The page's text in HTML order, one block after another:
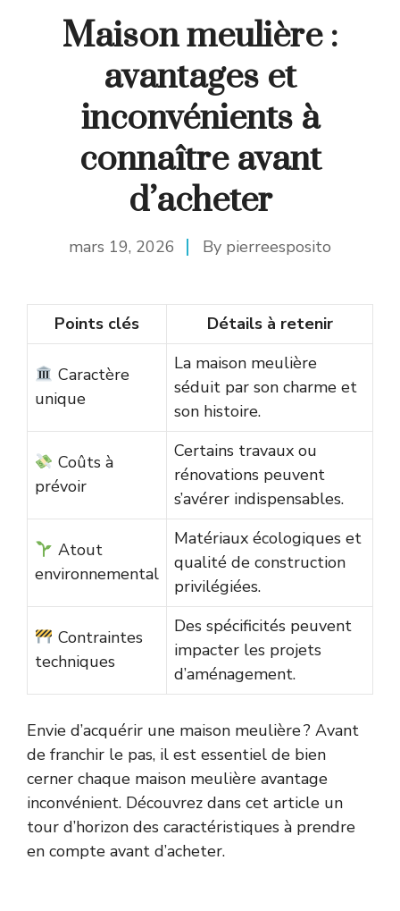
Maison meulière :
avantages et
inconvénients à
connaître avant
d’acheter
mars 19, 2026 By pierreesposito
Points clés Détails à retenir
Caractère
unique
La maison meulière
séduit par son charme et
son histoire.
Coûts à
prévoir
Certains travaux ou
rénovations peuvent
s’avérer indispensables.
Atout
environnemental
Matériaux écologiques et
qualité de construction
privilégiées.
Contraintes
techniques
Des spécificités peuvent
impacter les projets
d’aménagement.
Envie d’acquérir une maison meulière ? Avant
de franchir le pas, il est essentiel de bien
cerner chaque maison meulière avantage
inconvénient. Découvrez dans cet article un
tour d’horizon des caractéristiques à prendre
en compte avant d’acheter.